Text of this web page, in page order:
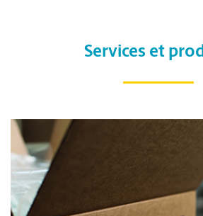
Services et